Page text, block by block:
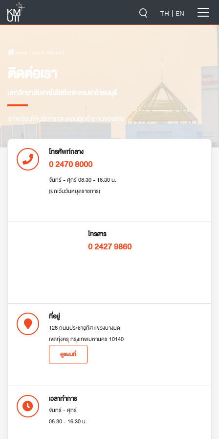
TH EN
Home › About › ติดต่อเรา
ติดต่อเรา
มหาวิทยาลัยเทคโนโลยีพระจอมเกล้าธนบุรี
เราพร้อมให้บริการและตอบทุกคำถามของคุณ
โทรศัพท์กลาง
0 2470 8000
จันทร์ - ศุกร์ 08.30 - 16.30 น.
(ยกเว้นวันหยุดราชการ)
โทรสาร
0 2427 9860
ที่อยู่
126 ถนนประชาอุทิศ แขวงบางมด
เขตทุ่งครุ กรุงเทพมหานคร 10140
ดูแผนที่
เวลาทำการ
จันทร์ - ศุกร์
08.30 - 16.30 น.